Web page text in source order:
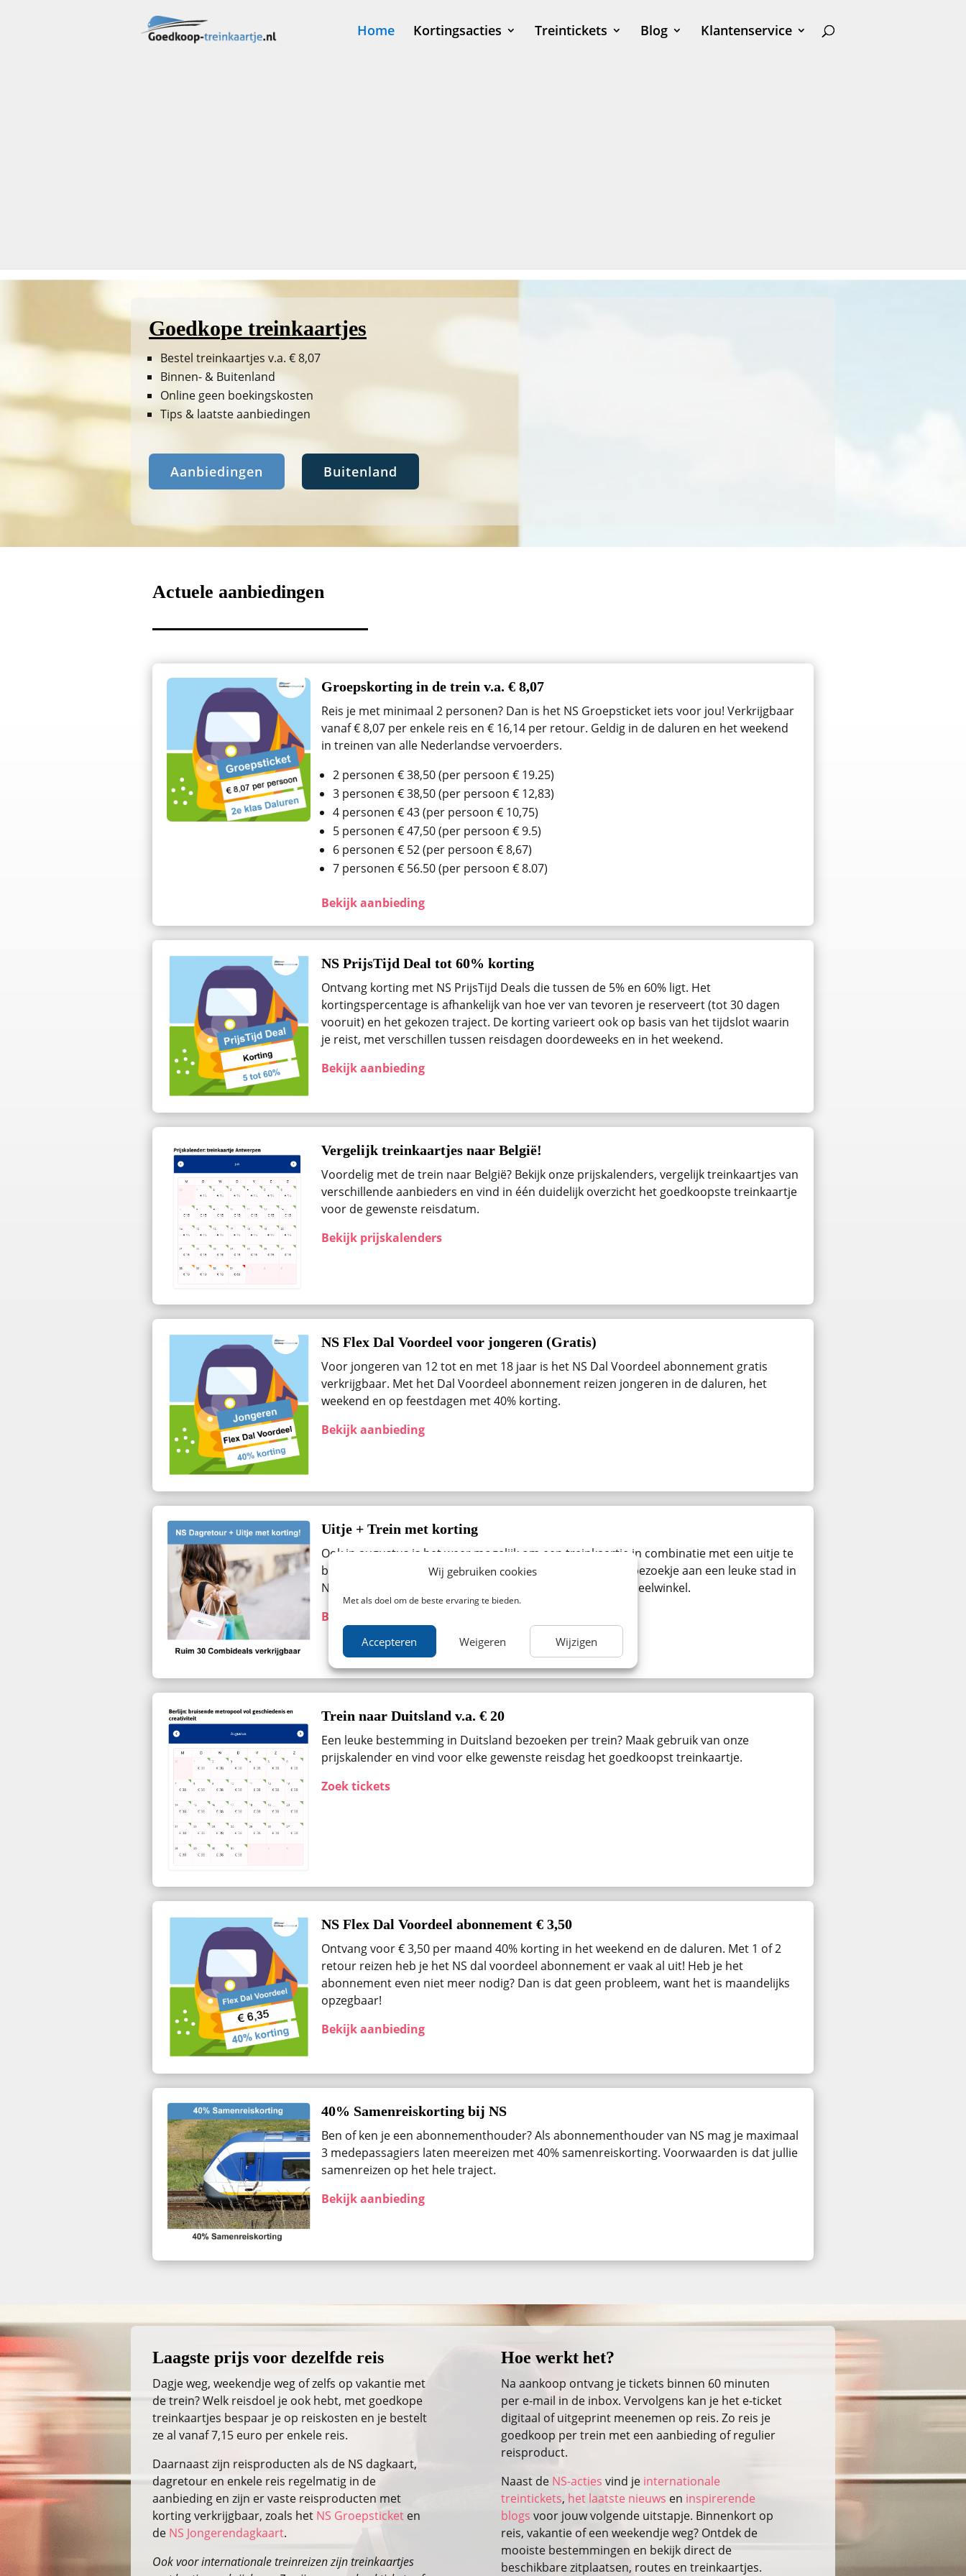
Wij gebruiken cookies
Met als doel om de beste ervaring te bieden.
Accepteren Weigeren Wijzigen
Home Kortingsacties Treintickets Blog Klantenservice
Goedkope treinkaartjes
Bestel treinkaartjes v.a. € 8,07
Binnen- & Buitenland
Online geen boekingskosten
Tips & laatste aanbiedingen
Aanbiedingen Buitenland
Actuele aanbiedingen
Groepskorting in de trein v.a. € 8,07
Reis je met minimaal 2 personen? Dan is het NS Groepsticket iets voor jou! Verkrijgbaar
vanaf € 8,07 per enkele reis en € 16,14 per retour. Geldig in de daluren en het weekend
in treinen van alle Nederlandse vervoerders.
2 personen € 38,50 (per persoon € 19.25)
3 personen € 38,50 (per persoon € 12,83)
4 personen € 43 (per persoon € 10,75)
5 personen € 47,50 (per persoon € 9.5)
6 personen € 52 (per persoon € 8,67)
7 personen € 56.50 (per persoon € 8.07)
Bekijk aanbieding
NS PrijsTijd Deal tot 60% korting
Ontvang korting met NS PrijsTijd Deals die tussen de 5% en 60% ligt. Het
kortingspercentage is afhankelijk van hoe ver van tevoren je reserveert (tot 30 dagen
vooruit) en het gekozen traject. De korting varieert ook op basis van het tijdslot waarin
je reist, met verschillen tussen reisdagen doordeweeks en in het weekend.
Bekijk aanbieding
Vergelijk treinkaartjes naar België!
Voordelig met de trein naar België? Bekijk onze prijskalenders, vergelijk treinkaartjes van
verschillende aanbieders en vind in één duidelijk overzicht het goedkoopste treinkaartje
voor de gewenste reisdatum.
Bekijk prijskalenders
NS Flex Dal Voordeel voor jongeren (Gratis)
Voor jongeren van 12 tot en met 18 jaar is het NS Dal Voordeel abonnement gratis
verkrijgbaar. Met het Dal Voordeel abonnement reizen jongeren in de daluren, het
weekend en op feestdagen met 40% korting.
Bekijk aanbieding
Uitje + Trein met korting
Ook in augustus ​is het weer mogelijk om een treinkaartje in combinatie met een uitje te
bestellen. Denk aan een pretpark, een beurs, museum of bezoekje aan een leuke stad in
Nederland. Bekijk alle beschikbare uitjes van de NS Spoordeelwinkel.
Bekijk aanbieding
Trein naar Duitsland v.a. € 20
Een leuke bestemming in Duitsland bezoeken per trein? Maak gebruik van onze
prijskalender en vind voor elke gewenste reisdag het goedkoopst treinkaartje.
Zoek tickets
NS Flex Dal Voordeel abonnement € 3,50
Ontvang voor € 3,50 per maand 40% korting in het weekend en de daluren. Met 1 of 2
retour reizen heb je het NS dal voordeel abonnement er vaak al uit! Heb je het
abonnement even niet meer nodig? Dan is dat geen probleem, want het is maandelijks
opzegbaar!
Bekijk aanbieding
40% Samenreiskorting bij NS
Ben of ken je een abonnementhouder? Als abonnementhouder van NS mag je maximaal
3 medepassagiers laten meereizen met 40% samenreiskorting. Voorwaarden is dat jullie
samenreizen op het hele traject.
Bekijk aanbieding
Laagste prijs voor dezelfde reis
Dagje weg, weekendje weg of zelfs op vakantie met
de trein? Welk reisdoel je ook hebt, met goedkope
treinkaartjes bespaar je op reiskosten en je bestelt
ze al vanaf 7,15 euro per enkele reis.
Daarnaast zijn reisproducten als de NS dagkaart,
dagretour en enkele reis regelmatig in de
aanbieding en zijn er vaste reisproducten met
korting verkrijgbaar, zoals het NS Groepsticketen
de NS Jongerendagkaart.
Ook voor internationale treinreizen zijn treinkaartjes
Hoe werkt het?
Na aankoop ontvang je tickets binnen 60 minuten
per e-mail in de inbox. Vervolgens kan je het e-ticket
digitaal of uitgeprint meenemen op reis. Zo reis je
goedkoop per trein met een aanbieding of regulier
reisproduct.
Naast de NS-acties vind je internationale
treintickets, het laatste nieuws en inspirerende
blogs voor jouw volgende uitstapje. Binnenkort op
reis, vakantie of een weekendje weg? Ontdek de
mooiste bestemmingen en bekijk direct de
beschikbare zitplaatsen, routes en treinkaartjes.